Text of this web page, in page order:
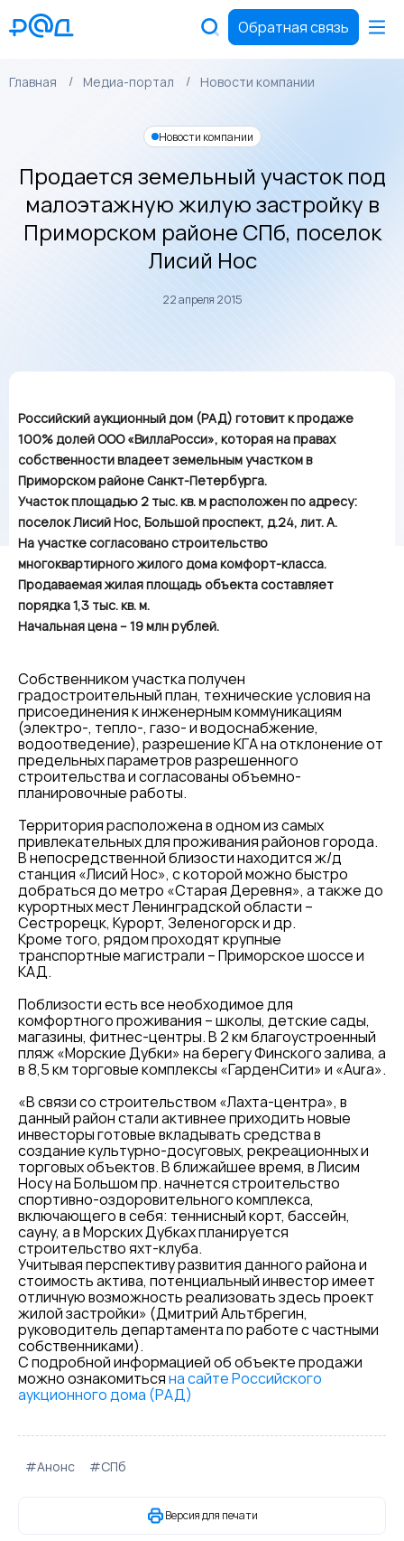
Обратная связь
Главная Медиа-портал Новости компании
Новости компании
Продается земельный участок под
малоэтажную жилую застройку в
Приморском районе СПб, поселок
Лисий Нос
22 апреля 2015
Российский аукционный дом (РАД) готовит к продаже
100% долей ООО «ВиллаРосси», которая на правах
собственности владеет земельным участком в
Приморском районе Санкт-Петербурга.
Участок площадью 2 тыс. кв. м расположен по адресу:
поселок Лисий Нос, Большой проспект, д.24, лит. А.
На участке согласовано строительство
многоквартирного жилого дома комфорт-класса.
Продаваемая жилая площадь объекта составляет
порядка 1,3 тыс. кв. м.
Начальная цена – 19 млн рублей.
Собственником участка получен
градостроительный план, технические условия на
присоединения к инженерным коммуникациям
(электро-, тепло-, газо- и водоснабжение,
водоотведение), разрешение КГА на отклонение от
предельных параметров разрешенного
строительства и согласованы объемно-
планировочные работы.
Территория расположена в одном из самых
привлекательных для проживания районов города.
В непосредственной близости находится ж/д
станция «Лисий Нос», с которой можно быстро
добраться до метро «Старая Деревня», а также до
курортных мест Ленинградской области –
Сестрорецк, Курорт, Зеленогорск и др.
Кроме того, рядом проходят крупные
транспортные магистрали – Приморское шоссе и
КАД.
Поблизости есть все необходимое для
комфортного проживания – школы, детские сады,
магазины, фитнес-центры. В 2 км благоустроенный
пляж «Морские Дубки» на берегу Финского залива, а
в 8,5 км торговые комплексы «ГарденСити» и «Аura».
«В связи со строительством «Лахта-центра», в
данный район стали активнее приходить новые
инвесторы готовые вкладывать средства в
создание культурно-досуговых, рекреационных и
торговых объектов. В ближайшее время, в Лисим
Носу на Большом пр. начнется строительство
спортивно-оздоровительного комплекса,
включающего в себя: теннисный корт, бассейн,
сауну, а в Морских Дубках планируется
строительство яхт-клуба.
Учитывая перспективу развития данного района и
стоимость актива, потенциальный инвестор имеет
отличную возможность реализовать здесь проект
жилой застройки» (Дмитрий Альтбрегин,
руководитель департамента по работе с частными
собственниками).
С подробной информацией об объекте продажи
можно ознакомитьсяна сайте Российского
аукционного дома (РАД)
#Анонс #СПб
Версия для печати